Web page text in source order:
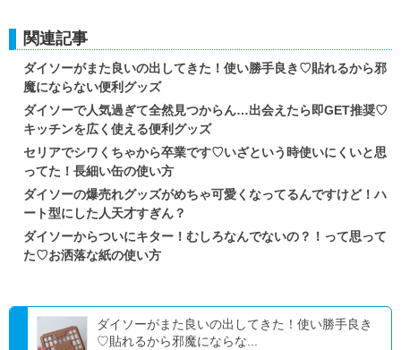
関連記事
ダイソーがまた良いの出してきた！使い勝手良き♡貼れるから邪
魔にならない便利グッズ
ダイソーで人気過ぎて全然見つからん…出会えたら即GET推奨♡
キッチンを広く使える便利グッズ
セリアでシワくちゃから卒業です♡いざという時使いにくいと思
ってた！長細い缶の使い方
ダイソーの爆売れグッズがめちゃ可愛くなってるんですけど！ハ
ート型にした人天才すぎん？
ダイソーからついにキター！むしろなんでないの？！って思って
た♡お洒落な紙の使い方
ダイソーがまた良いの出してきた！使い勝手良き
♡貼れるから邪魔にならな...